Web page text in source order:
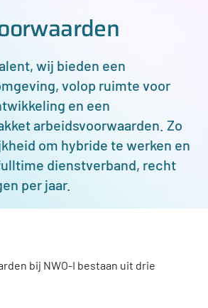
Nederlands
wij bieden een
volop ruimte voor
en een
arbeidsvoorwaarden. Zo
om hybride te werken en
dienstverband, recht
per jaar.
bij NWO-I bestaan uit drie